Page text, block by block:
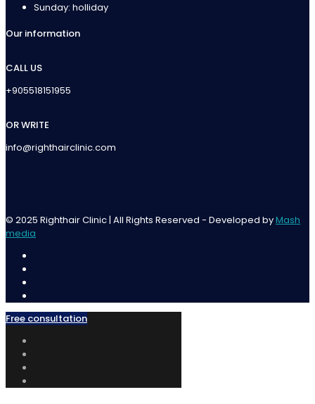
Sunday: holliday
Our information
CALL US
+905518151955
OR WRITE
info@righthairclinic.com
© 2025 Righthair Clinic | All Rights Reserved - Developed byMash
media
Free consultation